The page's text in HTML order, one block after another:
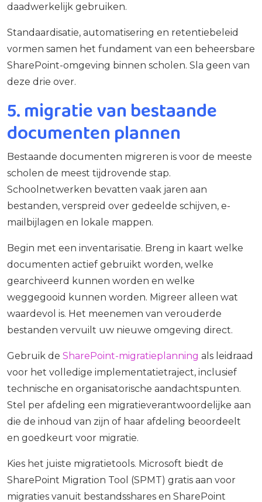
daadwerkelijk gebruiken.
Standaardisatie, automatisering en retentiebeleid
vormen samen het fundament van een beheersbare
SharePoint-omgeving binnen scholen. Sla geen van
deze drie over.
5. migratie van bestaande
documenten plannen
Bestaande documenten migreren is voor de meeste
scholen de meest tijdrovende stap.
Schoolnetwerken bevatten vaak jaren aan
bestanden, verspreid over gedeelde schijven, e-
mailbijlagen en lokale mappen.
Begin met een inventarisatie. Breng in kaart welke
documenten actief gebruikt worden, welke
gearchiveerd kunnen worden en welke
weggegooid kunnen worden. Migreer alleen wat
waardevol is. Het meenemen van verouderde
bestanden vervuilt uw nieuwe omgeving direct.
Gebruik de SharePoint-migratieplanning als leidraad
voor het volledige implementatietraject, inclusief
technische en organisatorische aandachtspunten.
Stel per afdeling een migratieverantwoordelijke aan
die de inhoud van zijn of haar afdeling beoordeelt
en goedkeurt voor migratie.
Kies het juiste migratietools. Microsoft biedt de
SharePoint Migration Tool (SPMT) gratis aan voor
migraties vanuit bestandsshares en SharePoint